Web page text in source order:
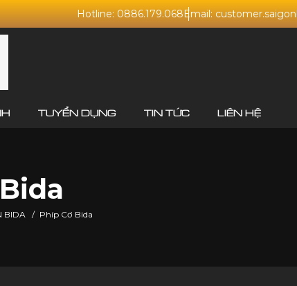
Hotline: 0886.179.068Email:
TUYỂN DỤNG TIN TỨC LIÊN HỆ
BIDA / Phíp Cơ Bida